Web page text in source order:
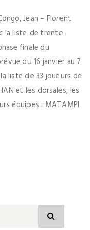
Jean – Florent
la liste de trente-
finale du
du 16 janvier au 7
liste de 33 joueurs de
et les dorsales, les
équipes : MATAMPI